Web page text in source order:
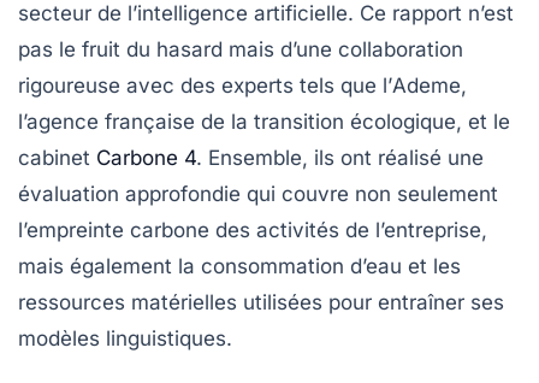
secteur de l’intelligence artificielle. Ce rapport n’est
pas le fruit du hasard mais d’une collaboration
rigoureuse avec des experts tels que l’Ademe,
l’agence française de la transition écologique, et le
cabinet Carbone 4. Ensemble, ils ont réalisé une
évaluation approfondie qui couvre non seulement
l’empreinte carbone des activités de l’entreprise,
mais également la consommation d’eau et les
ressources matérielles utilisées pour entraîner ses
modèles linguistiques.